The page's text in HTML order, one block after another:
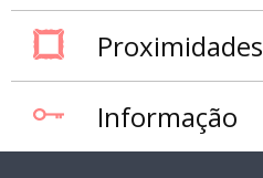
Proximidades
Informação